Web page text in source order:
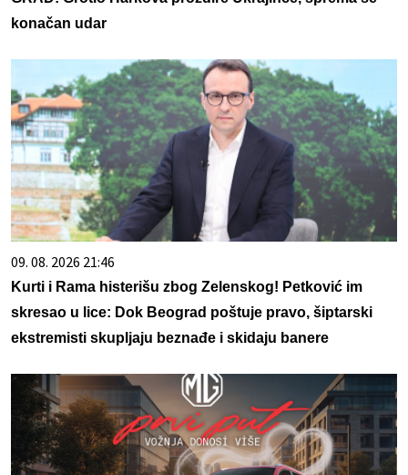
konačan udar
09. 08. 2026 21:46
Kurti i Rama histerišu zbog Zelenskog! Petković im
skresao u lice: Dok Beograd poštuje pravo, šiptarski
ekstremisti skupljaju beznađe i skidaju banere